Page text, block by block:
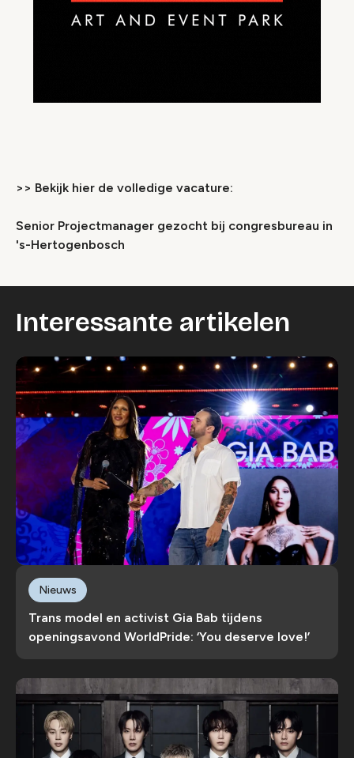
>> Bekijk hier de volledige vacature:
Senior Projectmanager gezocht bij congresbureau in
's-Hertogenbosch
Interessante artikelen
Trans model en activist Gia Bab tijdens
openingsavond WorldPride: ‘You deserve love!’
Nieuws